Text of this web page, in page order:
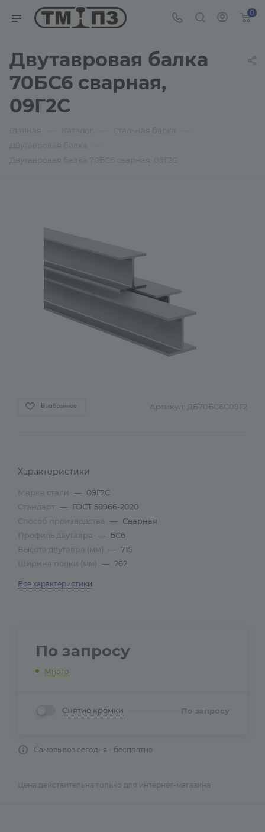
0
Двутавровая балка
70БС6 сварная,
09Г2С
В избранное Артикул: ДБ70БС6С09Г2
Характеристики
Марка стали — 09Г2С
Стандарт — ГОСТ 58966-2020
Способ производства
— Сварная
Профиль двутавра
— БС6
Высота двутавра (мм) — 715
Ширина полки (мм) — 262
Все характеристики
По запросу
Много
Снятие кромки По запросу
Самовывоз сегодня - бесплатно
Цена действительна только для интернет-магазина